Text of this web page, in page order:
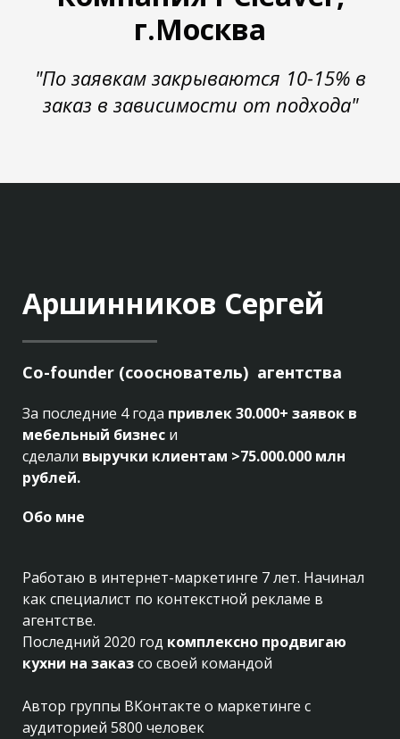
г.Москва
"По заявкам закрываются 10-15% в
заказ в зависимости от подхода"
Аршинников Сергей
Co-founder (сооснователь) агентства
За последние 4 года привлек 30.000+ заявок в
мебельный бизнес и
сделали выручки клиентам >75.000.000 млн
рублей.
Обо мне
Работаю в интернет-маркетинге 7 лет. Начинал
как специалист по контекстной рекламе в
агентстве.
Последний 2020 год комплексно продвигаю
кухни на заказсо своей командой
Автор группы ВКонтакте о маркетинге с
аудиторией 5800 человек